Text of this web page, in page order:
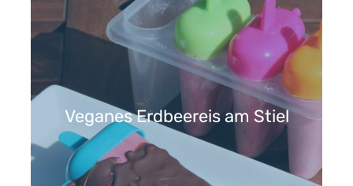
Veganes Erdbeereis am Stiel